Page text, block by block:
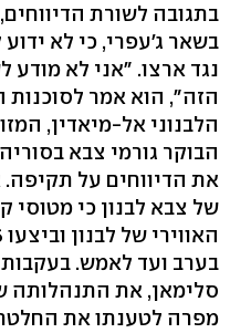
בתגובה לשורת
בשאר ג'עפרי, כי לא
נגד ארצו. "אני לא
הזה", הוא אמר לסוכנות
הלבנוני אל-מיאדין,
הבוקר גורמי צבא
את הדיווחים על
של צבא לבנון כי מטוסי
בערב ועד לאמש. בעקבות
סלימאן, את התנהלותה
מפרה לטענתו את